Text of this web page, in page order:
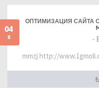
04
8
ОПТИМИЗАЦИЯ САЙТА
-
mmzj http://